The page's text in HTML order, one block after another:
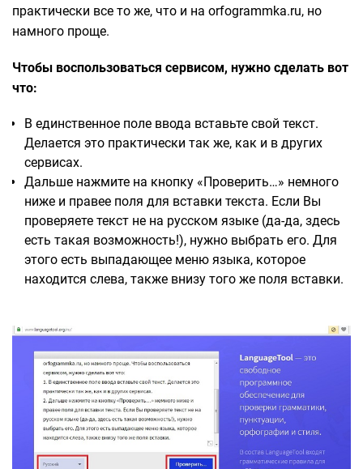
практически все то же, что и на orfogrammka.ru, но
намного проще.
Чтобы воспользоваться сервисом, нужно сделать вот
что:
В единственное поле ввода вставьте свой текст.
Делается это практически так же, как и в других
сервисах.
Дальше нажмите на кнопку «Проверить…» немного
ниже и правее поля для вставки текста. Если Вы
проверяете текст не на русском языке (да-да, здесь
есть такая возможность!), нужно выбрать его. Для
этого есть выпадающее меню языка, которое
находится слева, также внизу того же поля вставки.